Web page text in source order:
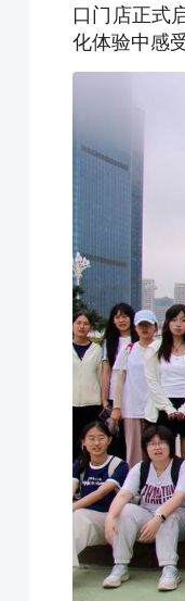
口门店正式
化体验中感